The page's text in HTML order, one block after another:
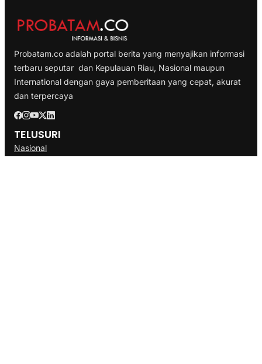
Probatam.co adalah portal berita yang menyajikan informasi
terbaru seputar dan Kepulauan Riau, Nasional maupun
International dengan gaya pemberitaan yang cepat, akurat
dan terpercaya
TELUSURI
Nasional